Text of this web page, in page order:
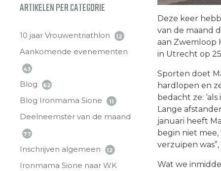
ARTIKELEN PER CATEGORIE
10 jaar Vrouwentriathlon 12
Aankomende evenementen
43
Blog 62
Blog Ironmama Sione 11
Deelneemster van de maand
77
Inschrijven algemeen 12
Ironmama Sione naar WK
Deze keer
van de maand
aan Zwemloop
in Utrecht op
Sporten doet
hardlopen en
bedacht ze:
Lange
januari heeft
begin niet mee,
verzuipen
Wat we